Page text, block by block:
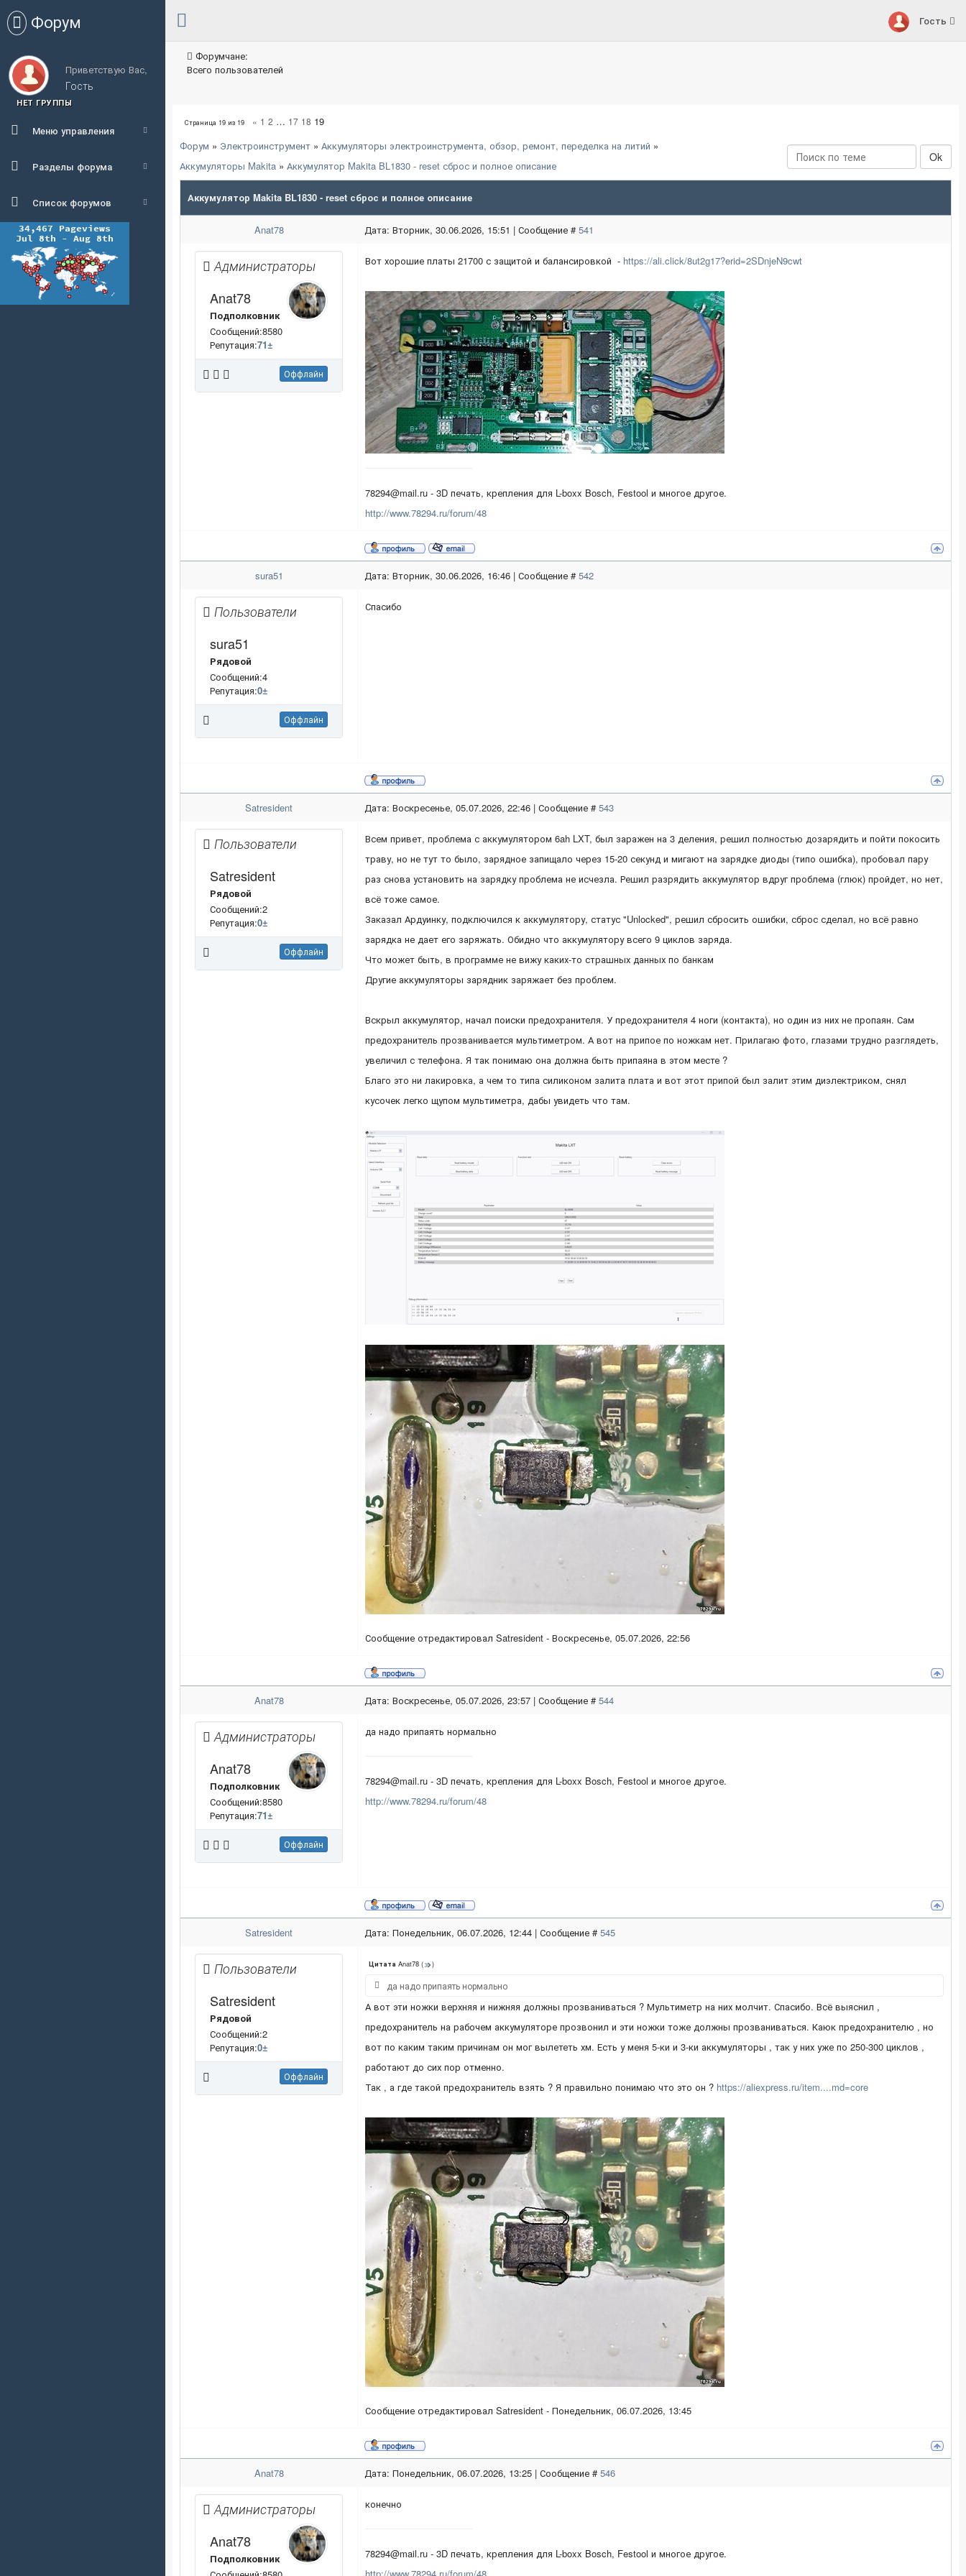
Форум
Приветствую Вас,
Гость
НЕТ ГРУППЫ
Меню управления
Разделы форума
Список форумов
Гость
Форумчане:
Всего пользователей
Страница 19 из 19 « 1 2 … 17 18 19
Форум » Электроинструмент » Аккумуляторы электроинструмента, обзор, ремонт, переделка на литий »
Аккумуляторы Makita » Аккумулятор Makita BL1830 - reset сброс и полное описание
Аккумулятор Makita BL1830 - reset сброс и полное описание
Anat78 Дата: Вторник, 30.06.2026, 15:51 | Сообщение # 541
Администраторы
Anat78
Подполковник
Сообщений:8580
Репутация:71±
Оффлайн
Вот хорошие платы 21700 с защитой и балансировкой - https://ali.click/8ut2g17?erid=2SDnjeN9cwt
78294@mail.ru - 3D печать, крепления для L-boxx Bosch, Festool и многое другое.
http://www.78294.ru/forum/48
sura51 Дата: Вторник, 30.06.2026, 16:46 | Сообщение # 542
Пользователи
sura51
Рядовой
Сообщений:4
Репутация:0±
Оффлайн
Спасибо
Satresident Дата: Воскресенье, 05.07.2026, 22:46 | Сообщение # 543
Пользователи
Satresident
Рядовой
Сообщений:2
Репутация:0±
Оффлайн
Всем привет, проблема с аккумулятором 6ah LXT, был заражен на 3 деления, решил полностью дозарядить и пойти покосить
траву, но не тут то было, зарядное запищало через 15-20 секунд и мигают на зарядке диоды (типо ошибка), пробовал пару
раз снова установить на зарядку проблема не исчезла. Решил разрядить аккумулятор вдруг проблема (глюк) пройдет, но нет,
всё тоже самое.
Заказал Ардуинку, подключился к аккумулятору, статус "Unlocked", решил сбросить ошибки, сброс сделал, но всё равно
зарядка не дает его заряжать. Обидно что аккумулятору всего 9 циклов заряда.
Что может быть, в программе не вижу каких-то страшных данных по банкам
Другие аккумуляторы зарядник заряжает без проблем.
Вскрыл аккумулятор, начал поиски предохранителя. У предохранителя 4 ноги (контакта), но один из них не пропаян. Сам
предохранитель прозванивается мультиметром. А вот на припое по ножкам нет. Прилагаю фото, глазами трудно разглядеть,
увеличил с телефона. Я так понимаю она должна быть припаяна в этом месте ?
Благо это ни лакировка, а чем то типа силиконом залита плата и вот этот припой был залит этим диэлектриком, снял
кусочек легко щупом мультиметра, дабы увидеть что там.
Сообщение отредактировал Satresident - Воскресенье, 05.07.2026, 22:56
Anat78 Дата: Воскресенье, 05.07.2026, 23:57 | Сообщение # 544
Администраторы
Anat78
Подполковник
Сообщений:8580
Репутация:71±
Оффлайн
да надо припаять нормально
78294@mail.ru - 3D печать, крепления для L-boxx Bosch, Festool и многое другое.
http://www.78294.ru/forum/48
Satresident Дата: Понедельник, 06.07.2026, 12:44 | Сообщение # 545
Пользователи
Satresident
Рядовой
Сообщений:2
Репутация:0±
Оффлайн
Цитата Anat78 ( )
да надо припаять нормально
А вот эти ножки верхняя и нижняя должны прозваниваться ? Мультиметр на них молчит. Спасибо. Всё выяснил ,
предохранитель на рабочем аккумуляторе прозвонил и эти ножки тоже должны прозваниваться. Каюк предохранителю , но
вот по каким таким причинам он мог вылететь хм. Есть у меня 5-ки и 3-ки аккумуляторы , так у них уже по 250-300 циклов ,
работают до сих пор отменно.
Так , а где такой предохранитель взять ? Я правильно понимаю что это он ? https://aliexpress.ru/item....md=core
Сообщение отредактировал Satresident - Понедельник, 06.07.2026, 13:45
Anat78 Дата: Понедельник, 06.07.2026, 13:25 | Сообщение # 546
Администраторы
Anat78
Подполковник
конечно
78294@mail.ru - 3D печать, крепления для L-boxx Bosch, Festool и многое другое.